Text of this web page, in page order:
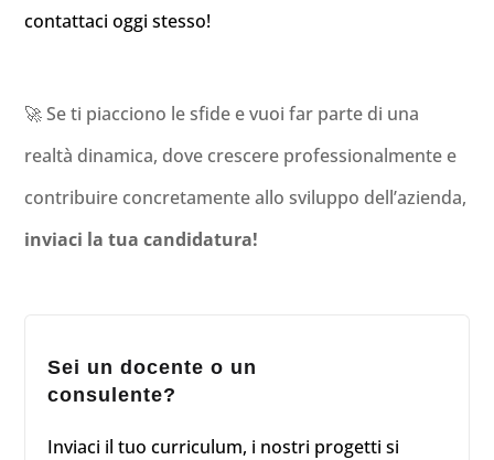
contattaci oggi stesso!
🚀 Se ti piacciono le sfide e vuoi far parte di una
realtà dinamica, dove crescere professionalmente e
contribuire concretamente allo sviluppo dell’azienda,
inviaci la tua candidatura!
Sei un docente o un
consulente?
Inviaci il tuo curriculum, i nostri progetti si